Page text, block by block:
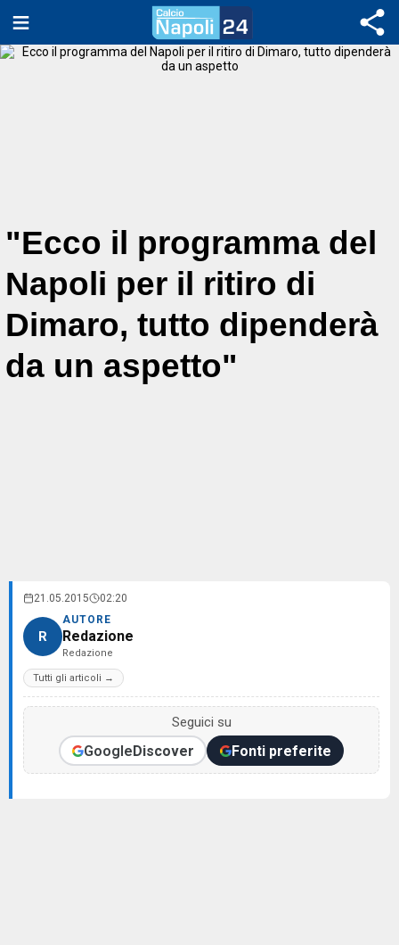
"Ecco il programma del
Napoli per il ritiro di
Dimaro, tutto dipenderà
da un aspetto"
21.05.2015 02:20
R
AUTORE
Redazione
Redazione
Tutti gli articoli →
Seguici su
GoogleDiscover Fonti preferite